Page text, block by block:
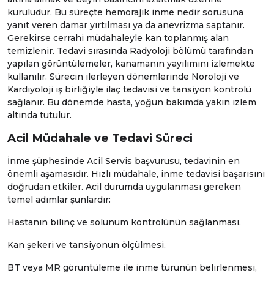
kuruludur. Bu süreçte hemorajik inme nedir sorusuna
yanıt veren damar yırtılması ya da anevrizma saptanır.
Gerekirse cerrahi müdahaleyle kan toplanmış alan
temizlenir. Tedavi sırasında Radyoloji bölümü tarafından
yapılan görüntülemeler, kanamanın yayılımını izlemekte
kullanılır. Sürecin ilerleyen dönemlerinde Nöroloji ve
Kardiyoloji iş birliğiyle ilaç tedavisi ve tansiyon kontrolü
sağlanır. Bu dönemde hasta, yoğun bakımda yakın izlem
altında tutulur.
Acil Müdahale ve Tedavi Süreci
İnme şüphesinde Acil Servis başvurusu, tedavinin en
önemli aşamasıdır. Hızlı müdahale, inme tedavisi başarısını
doğrudan etkiler. Acil durumda uygulanması gereken
temel adımlar şunlardır:
Hastanın bilinç ve solunum kontrolünün sağlanması,
Kan şekeri ve tansiyonun ölçülmesi,
BT veya MR görüntüleme ile inme türünün belirlenmesi,